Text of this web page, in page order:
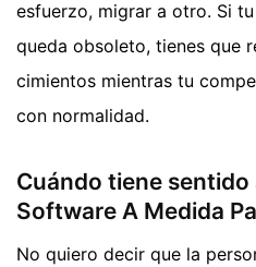
esfuerzo, migrar a otro. Si
queda obsoleto, tienes que
cimientos mientras tu
con normalidad.
Cuándo tiene
Software A Medida
No quiero decir que la